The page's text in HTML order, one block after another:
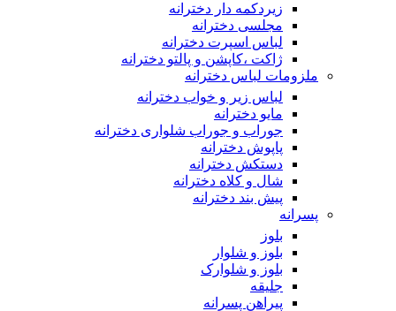
زیردکمه دار دخترانه
مجلسی دخترانه
لباس اسپرت دخترانه
ژاکت ،کاپشن و پالتو دخترانه
ملزومات لباس دخترانه
لباس زیر و خواب دخترانه
مایو دخترانه
جوراب و جوراب شلواری دخترانه
پاپوش دخترانه
دستکش دخترانه
شال و کلاه دخترانه
پیش بند دخترانه
پسرانه
بلوز
بلوز و شلوار
بلوز و شلوارک
جلیقه
پیراهن پسرانه